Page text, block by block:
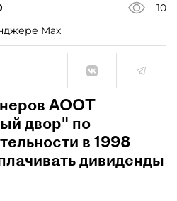
10
Max
АООТ
двор" по
в 1998
дивиденды